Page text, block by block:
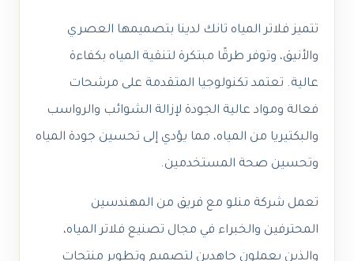
تتميز فلاتر المياه تانك لدينا بتصميمها العصري
والأنيق، وتوفر طرقًا مبتكرة لتنقية المياه بكفاءة
عالية. تعتمد تكنولوجيا المتقدمة على مرشحات
فعالة ومواد عالية الجودة لإزالة الشوائب والرواسب
والبكتيريا من المياه، مما يؤدي إلى تحسين جودة المياه
وتحسين صحة المستخدمين.
تعمل شركة منلو مع فريق من المهندسين
المحترفين والخبراء في مجال تصنيع فلاتر المياه،
والذين يعملون جاهدين لتصميم وتطوير منتجات